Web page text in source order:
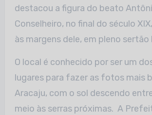
destacou a figura do beato
Conselheiro, no final do século
às margens dele, em pleno sertão
O local é conhecido por ser um
lugares para fazer as fotos mais
Aracaju, com o sol descendo
meio às serras próximas. A